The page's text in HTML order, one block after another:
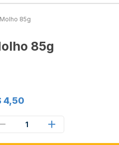
85g
85g
4,50
1